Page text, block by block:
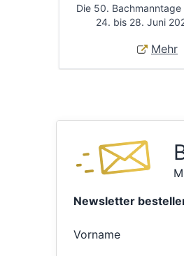
Die 50.
24. bis 28. Juni
Mehr